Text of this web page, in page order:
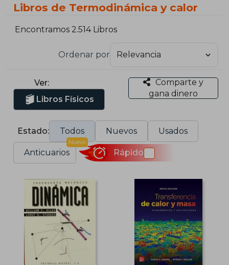
Libros de Termodinámica y calor
Encontramos 2.514 Libros
Ordenar por
Ver:
Libros Físicos
Comparte y
gana dinero
Estado: Todos Nuevos Usados
Anticuarios
Nuevo
Rápido